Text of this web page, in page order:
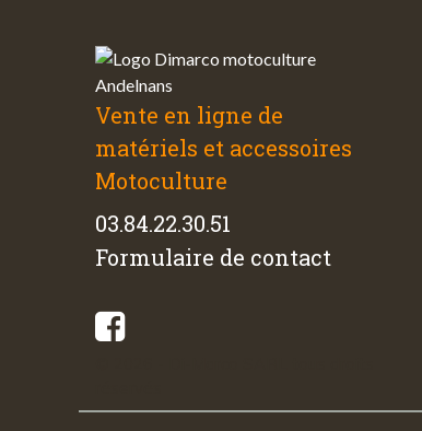
Vente en ligne de
matériels et accessoires
Motoculture
03.84.22.30.51
Formulaire de contact